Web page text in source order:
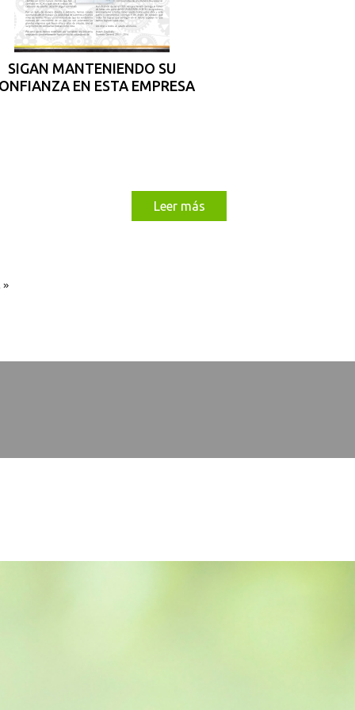
SIGAN MANTENIENDO SU
EN ESTA EMPRESA
Leer más
»